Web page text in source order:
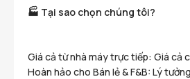
🏭 Tại sao chọn chúng tôi?
Giá cả từ nhà máy trực tiếp: Giá cả
Hoàn hảo cho Bán lẻ & F&B: Lý